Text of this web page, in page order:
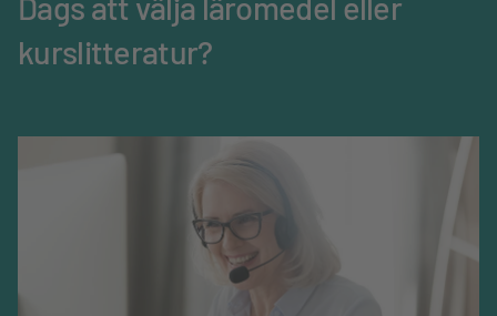
Ämne Matematik
264
kurslitteratur?